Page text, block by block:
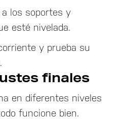
a los soportes y
esté nivelada.
y prueba su
finales
en diferentes niveles
funcione bien.